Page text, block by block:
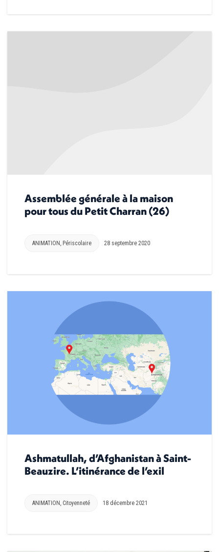
Assemblée générale à la maison
pour tous du Petit Charran (26)
ANIMATION , Périscolaire 28 septembre 2020
Ashmatullah, d’Afghanistan à Saint-
Beauzire. L’itinérance de l’exil
ANIMATION, Citoyenneté 18 décembre 2021